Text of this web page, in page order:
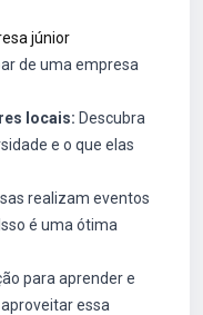
júnior
de uma empresa
locais: Descubra
e o que elas
realizam eventos
é uma ótima
para aprender e
essa